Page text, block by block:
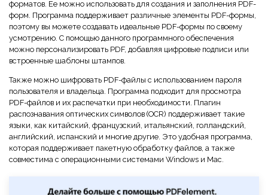
форматов. Ее можно использовать для создания и заполнения PDF-
форм. Программа поддерживает различные элементы PDF-формы,
поэтому вы можете создавать идеальные PDF-формы по своему
усмотрению. С помощью данного программного обеспечения
можно персонализировать PDF, добавляя цифровые подписи или
встроенные шаблоны штампов.
Также можно шифровать PDF-файлы с использованием пароля
пользователя и владельца. Программа подходит для просмотра
PDF-файлов и их распечатки при необходимости. Плагин
распознавания оптических символов (OCR) поддерживает такие
языки, как китайский, французский, итальянский, голландский,
английский, испанский и многие другие. Это удобная программа,
которая поддерживает пакетную обработку файлов, а также
совместима с операционными системами Windows и Mac.